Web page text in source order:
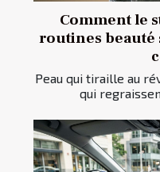
Comment le
routines beauté
Peau qui tiraille au
qui